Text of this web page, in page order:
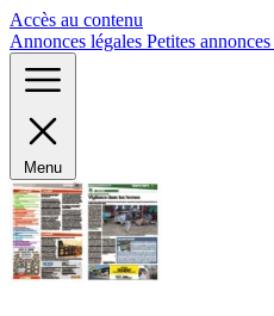
Accès au contenu
Annonces légales Petites annonces
Menu
Panneau de gestion des cookies